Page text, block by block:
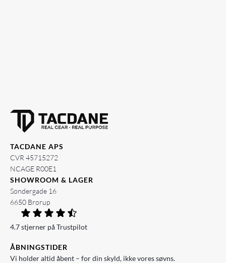
TACDANE APS
CVR 45715272
NCAGE R00E1
SHOWROOM & LAGER
Søndergade 16
6650 Brørup
4.7 stjerner på Trustpilot
ÅBNINGSTIDER
Vi holder altid åbent – for din skyld, ikke vores søvns.